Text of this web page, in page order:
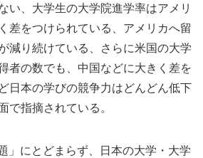
い、大学生の大学院進学率はアメリ
差をつけられている、アメリカへ留
減り続けている、さらに米国の大学
者の数でも、中国などに大きく差を
日本の学びの競争力はどんどん低下
で指摘されている。
」にとどまらず、日本の大学・大学